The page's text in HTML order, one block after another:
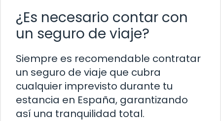
¿Es necesario contar con
un seguro de viaje?
Siempre es recomendable contratar
un seguro de viaje que cubra
cualquier imprevisto durante tu
estancia en España, garantizando
así una tranquilidad total.